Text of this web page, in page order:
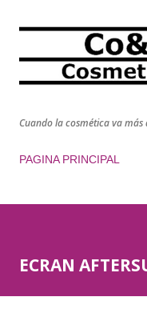
Cuando la cosmética va más
PAGINA PRINCIPAL
ECRAN